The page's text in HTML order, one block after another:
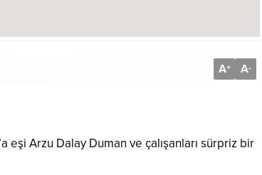
A+ A-
eşi Arzu Dalay Duman ve çalışanları sürpriz bir